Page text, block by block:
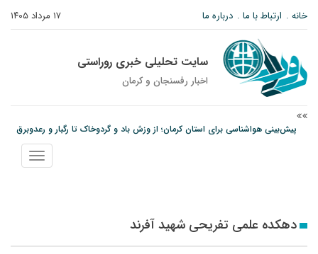
۱۷ مرداد ۱۴۰۵ خانه ارتباط با ما درباره ما
سایت تحلیلی خبری روراستی
اخبار رفسنجان و كرمان
پیش‌بینی هواشناسی برای استان کرمان؛ از وزش باد و گردوخاک تا رگبار و رعدوبرق
پیام رئیس کل دادگستری استان کرمان به مناسبت ۱۷ مردادماه سالروز شهادت شهید
نمایش
منو
دهکده علمی تفریحی شهید آفرند